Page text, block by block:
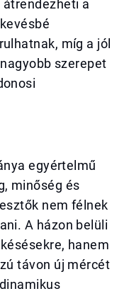
átrendezheti a
míg a jól
szerepet
egyértelmű
minőség és
nem félnek
A házon belüli
hanem
távon új mércét